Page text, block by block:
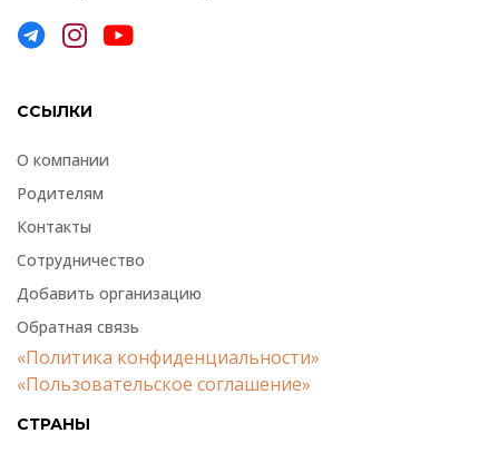
ССЫЛКИ
О компании
Родителям
Контакты
Сотрудничество
Добавить организацию
Обратная связь
«Политика конфиденциальности»
«Пользовательское соглашение»
СТРАНЫ